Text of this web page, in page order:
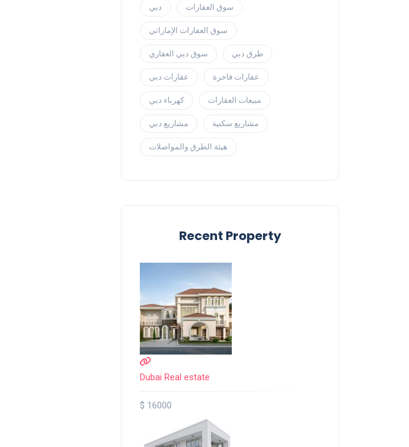
دبي سوق العقارات
سوق العقارات الإماراتي
سوق دبي العقاري طرق دبي
عقارات دبي عقارات فاخرة
كهرباء دبي مبيعات العقارات
مشاريع دبي مشاريع سكنية
هيئة الطرق والمواصلات
Recent Property
Dubai Real estate
$ 16000